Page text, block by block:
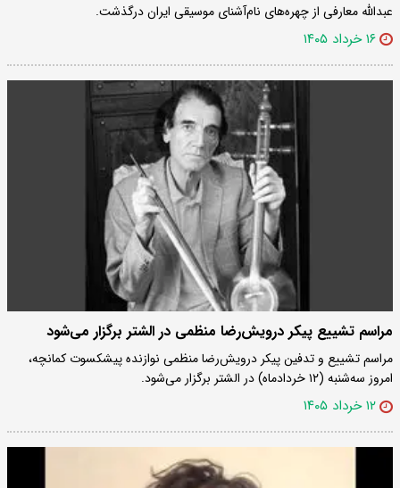
عبدالله معارفی از چهره‌های نام‌آشنای موسیقی ایران درگذشت.
۱۶ خرداد ۱۴۰۵
مراسم تشییع پیکر درویش‌رضا منظمی در الشتر برگزار می‌شود
مراسم تشییع و تدفین پیکر درویش‌رضا منظمی نوازنده پیشکسوت کمانچه،
امروز سه‌شنبه (۱۲ خردادماه) در الشتر برگزار می‌شود.
۱۲ خرداد ۱۴۰۵